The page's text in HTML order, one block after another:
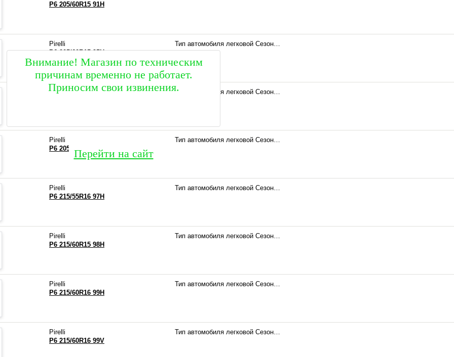
Внимание! Магазин по техническим
причинам временно не работает.
Приносим свои извинения.
Перейти на сайт
P6 205/60R15 91H
Pirelli
P6 205/60R15 95H
Тип автомобиля легковой Сезон…
Pirelli
Тип автомобиля легковой Сезон…
Pirelli
P6 205/65R15 94H
Тип автомобиля легковой Сезон…
Pirelli
P6 215/55R16 97H
Тип автомобиля легковой Сезон…
Pirelli
P6 215/60R15 98H
Тип автомобиля легковой Сезон…
Pirelli
P6 215/60R16 99H
Тип автомобиля легковой Сезон…
Pirelli
P6 215/60R16 99V
Тип автомобиля легковой Сезон…